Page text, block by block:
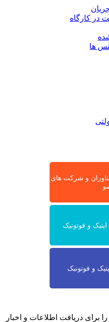
کارگاه
ها
و شرکت های
و فوتونیک
و فوتونیک
برای دریافت اطلاعات و اخبار